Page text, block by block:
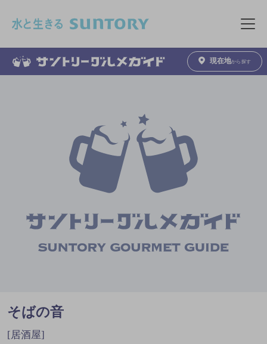
メニュ
現在地から探す
そばの音
[居酒屋]